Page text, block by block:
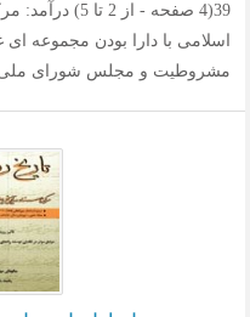
39(4 صفحه - از
اسلامی با دارا بودن مجموعه
مشروطیت و مجلس شورای ملی